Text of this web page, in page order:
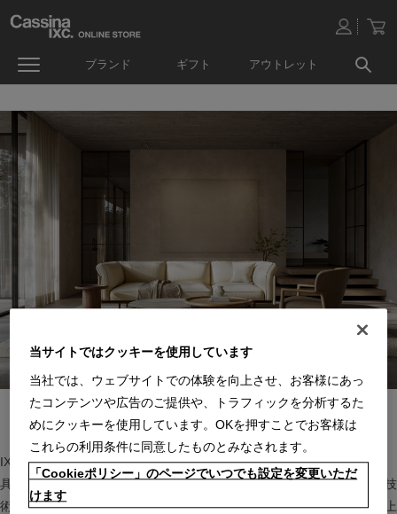
ブランド ギフト アウトレット
IXC（イクスシー）は、”Emotional Minimalism”を掲げるグローバル家
具ブランド。ヨーロッパの家具文化と日本の美意識を融合し、素材や技
術を活かした持続可能で洗練されたインテリアを提案。長く愛される上
当サイトではクッキーを使用しています
当社では、ウェブサイトでの体験を向上させ、お客様にあっ
たコンテンツや広告のご提供や、トラフィックを分析するた
めにクッキーを使用しています。OKを押すことでお客様は
これらの利用条件に同意したものとみなされます。
「Cookieポリシー」のページでいつでも設定を変更いただ
けます